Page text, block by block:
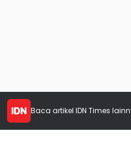
Baca artikel IDN Times